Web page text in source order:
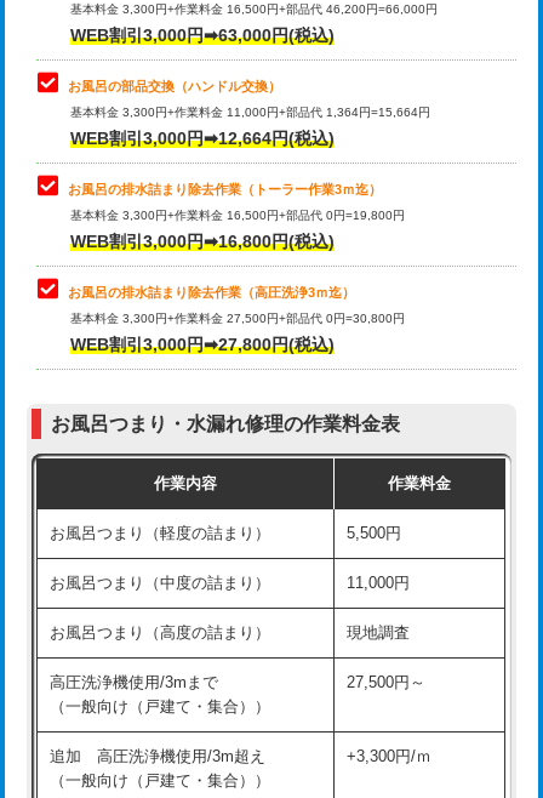
止水・漏水調査・防水処理・清掃・修
理・調整・分解・加工など（重作業）
33,000円
トイレタンク脱着
トイレ便器脱着
タンクレストイレ脱着 33,000円
小便器トイレ脱着
その他部品の脱着 8,800円～
交換・取付（タンク）
交換・取付（普通便座） 11,000円+材料費
交換・取付（温水洗浄便座） 16,500円+材料費
交換・取付(単水栓（壁付・デッキ
式）)
13,200円+材料費
交換・取付(混合水栓（壁付・デッキ
式・ワンホール）)
16,500円+材料費
交換・取付(排水栓・排水トラップ
（P/S/ポップアップ））
22,000円+材料費
交換・取付（その他部品） 11,000円+材料費
基本料金 3,300円+作業料金 16,500円+部品代 46,200円=66,000円
WEB割引3,000円➡63,000円(税込)
お風呂の部品交換（ハンドル交換）
基本料金 3,300円+作業料金 11,000円+部品代 1,364円=15,664円
WEB割引3,000円➡12,664円(税込)
お風呂の排水詰まり除去作業（トーラー作業3ｍ迄）
基本料金 3,300円+作業料金 16,500円+部品代 0円=19,800円
WEB割引3,000円➡16,800円(税込)
お風呂の排水詰まり除去作業（高圧洗浄3ｍ迄）
基本料金 3,300円+作業料金 27,500円+部品代 0円=30,800円
WEB割引3,000円➡27,800円(税込)
お風呂つまり・水漏れ修理の作業料金表
作業内容 作業料金
お風呂つまり（軽度の詰まり） 5,500円
お風呂つまり（中度の詰まり） 11,000円
お風呂つまり（高度の詰まり） 現地調査
高圧洗浄機使用/3mまで
（一般向け（戸建て・集合））
27,500円～
追加 高圧洗浄機使用/3m超え
（一般向け（戸建て・集合））
+3,300円/ｍ